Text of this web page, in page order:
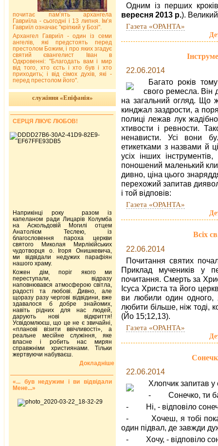
Одним із перших
вересня 2013 р.).
Газета «ОРАНТА»
22.06.2014
Багато років
свого ремесла. Він
на загальний огляд. Що
кинджал заздрости, а
полиці лежав лук
хтивости і ревности.
ненависти. Усі вони
етикетками з назвами й
усіх інших
поношений маленький
дивно, ціна цього
перехожий запитав
і той відповів:
Газета «ОРАНТА»
Всіх
22.06.2014
Почитання святих
Приклад мучеників у
почитання. Смерть за
Ісуса Христа та його
ви любили один одного,
любити більше, ніж тоді,
(Йо 15;12,13).
Газета «ОРАНТА»
22.06.2014
Хлопчик запитав у
- Сонечко, ти
- Ні, - відповіло
- Хочеш, я тобі
один підвал, де завжди
- Хочу, - відповіло
почитає пам’ять архангела
Гавриїла - сьогодні і 13 липня. Ім’я
Гавриїл означає "кріпкий у Бозі".
Архангел Гавриїл - один із семи
ангелів, які предстоять перед
престолом Божим, і про яких згадує
святий євангелист Іван в
Одкровенні: "Благодать вам і мир
від того, хто єсть і хто був і хто
приходить; і від сімох духів, які -
перед престолом його".
служіння «Епіфанія»
СЕРЦЯ ЛІКУЄ ЛЮБОВ!
Наприкінці року разом із
капеланом ради Лицарів Колумба
на Аскольдовій Могилі отцем
Анатолієм Теслею, із
благословення пароха церкви
святого Миколая Мирлікійських
чудотворця о. Ігоря Онишкевича,
ми відвідали недужих парафіян
нашого храму.
Кожен дім, поріг якого ми
переступали, відразу
наповнювався атмосферою світла,
радості та любові. Дивно, але
щоразу разу чергові відвідини, вже
здавалося б добре знайомих,
навіть рідних для нас людей,
дарують нові відкриття!
Усвідомлюєш, що це не є звичайні,
«планові візити ввічливості», а
реальне месійне служіння, яке
власне і робить нас мирян
справжніми християнами. Тільки
жертвуючи набуваєш.
Докладніше
«... був недужим і ви відвідали
Мене...»